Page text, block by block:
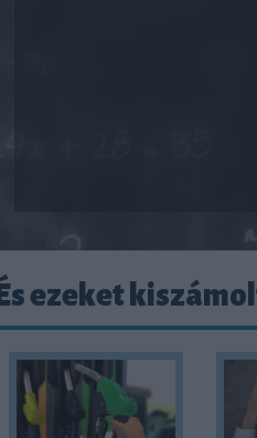
És ezeket